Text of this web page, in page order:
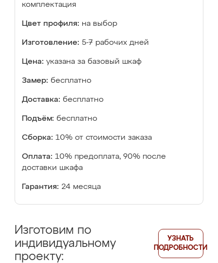
комплектация
Цвет профиля: на выбор
Изготовление: 5-7 рабочих дней
Цена: указана за базовый шкаф
Замер: бесплатно
Доставка: бесплатно
Подъём: бесплатно
Сборка: 10% от стоимости заказа
Оплата: 10% предоплата, 90% после
доставки шкафа
Гарантия: 24 месяца
Изготовим по
индивидуальному
проекту:
УЗНАТЬ
ПОДРОБНОСТИ